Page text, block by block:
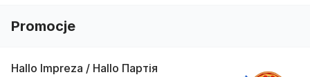
Promocje
Hallo Impreza / Hallo Партія